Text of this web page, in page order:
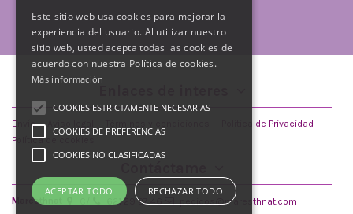
Envío
Política de Privacidad
Política de cookies
Maresthnat 621 29 27 46 pedidos@maresthnat.com
Este sitio web usa cookies para mejorar la
experiencia del usuario. Al utilizar nuestro
sitio web, usted acepta todas las cookies de
acuerdo con nuestra Política de cookies.
Más información
COOKIES ESTRICTAMENTE NECESARIAS
COOKIES DE PREFERENCIAS
COOKIES NO CLASIFICADAS
ACEPTAR TODO RECHAZAR TODO